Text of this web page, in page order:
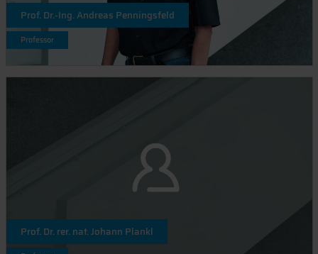
Prof. Dr.-Ing. Andreas Penningsfeld
Professor
Prof. Dr. rer. nat. Johann Plankl